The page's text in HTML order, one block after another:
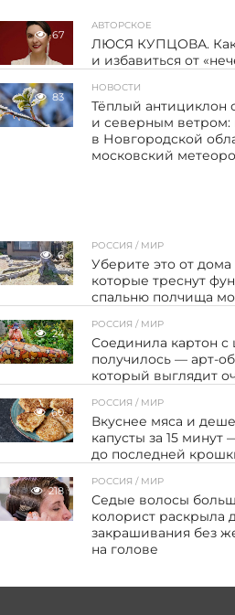
67
АВТОРСКОЕ
ЛЮСЯ КУПЦОВА. Как
и избавиться от
83
НОВОСТИ
Тёплый антициклон
и северным ветром:
в Новгородской
московский
6
РОССИЯ / МИР
Уберите это от
которые треснут
спальню полчища
24
РОССИЯ / МИР
Соединила картон с
получилось — арт-
который выглядит
60
РОССИЯ / МИР
Вкуснее мяса и
капусты за 15 минут
до последней
218
РОССИЯ / МИР
Седые волосы
колорист раскрыла
закрашивания без
на голове